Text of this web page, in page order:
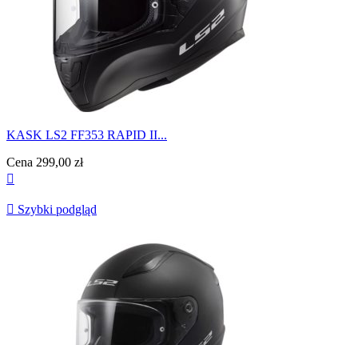
KASK LS2 FF353 RAPID II...
Cena 299,00 zł

 Szybki podgląd